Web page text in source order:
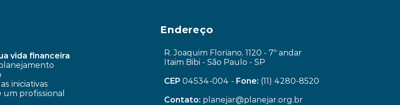
vida financeira
iniciativas
R. Joaquim Floriano, 1120 - 7º andar
Itaim Bibi - São Paulo - SP
CEP 04534-004 - Fone: (11) 4280-8520
Contato: planejar@planejar.org.br
Endereço